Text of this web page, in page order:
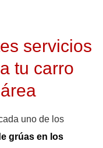
servicios
tu carro
uno de los
grúas en los